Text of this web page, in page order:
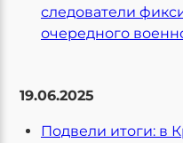
следователи
очередного
19.06.2025
Подвели итоги: в